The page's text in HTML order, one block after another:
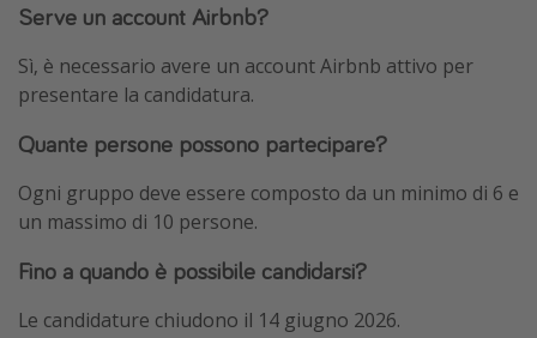
Serve un account Airbnb?
Sì, è necessario avere un account Airbnb attivo per
presentare la candidatura.
Quante persone possono partecipare?
Ogni gruppo deve essere composto da un minimo di 6 e
un massimo di 10 persone.
Fino a quando è possibile candidarsi?
Le candidature chiudono il 14 giugno 2026.